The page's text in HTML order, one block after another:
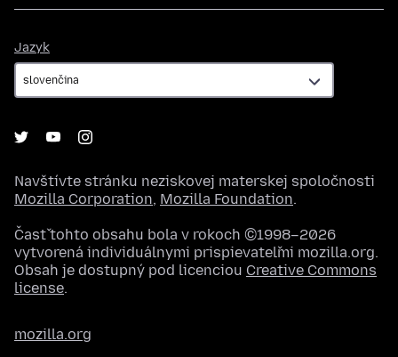
Jazyk
Navštívte stránku neziskovej materskej spoločnosti
Mozilla Corporation, Mozilla Foundation.
Časť tohto obsahu bola v rokoch ©1998–2026
vytvorená individuálnymi prispievateľmi mozilla.org.
Obsah je dostupný pod licenciou Creative Commons
license.
mozilla.org